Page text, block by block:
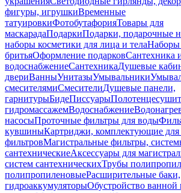
фигуры, игрушкиВременные
татуировкиФотобутафорияТовары для
маскарадаПодаркиПодарки, подарочные
наборы косметики для лица и телаНаборы
бритьяОформление подарковСантехника
водоснабжениеСантехникаДушевые
двериВанныУнитазыУмывальники
смесителямиСмесителиДушевые панели,
гарнитурыБидеПиссуары
гидромассажемВодоснабжение
насосыПроточные фильтры для воды
кувшиныКартриджи, комплектующие
фильтровМагистральные фильтры,
сантехническиеАксессуары для
систем сантехническихТрубы
полипропиленовыеРасширительные баки,
гидроаккумуляторыОбустройство ванной